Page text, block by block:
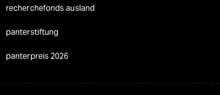
recherchefonds ausland
panterstiftung
panterpreis 2026